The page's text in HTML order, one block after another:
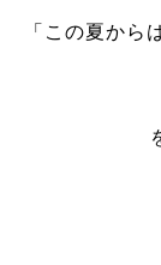
「この夏から